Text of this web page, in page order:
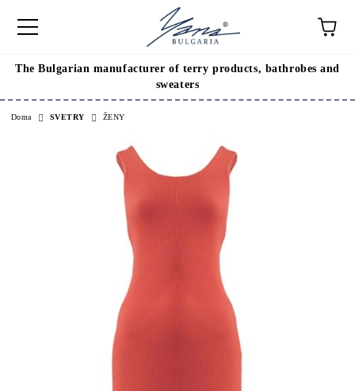
The Bulgarian manufacturer of terry products, bathrobes and
sweaters
Doma SVETRY ŽENY